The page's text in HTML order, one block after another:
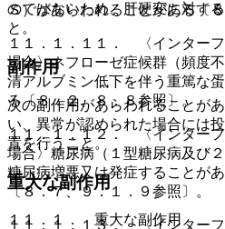
Ｓ）があらわれることがある〔
１１．１．１１． 〈インター
場合〉ネフローゼ症候群（頻度
清アルブミン低下を伴う重篤な
る〔８．２、８．８参照〕。
１１．１．１２． 〈インター
場合〉糖尿病（１型糖尿病及び
糖尿病増悪又は発症することが
〔８．７、９．１．９参照〕。
１１．１．１３． 〈インター
のではないため、肝硬変に対す
と。
副作用
次の副作用があらわれることが
い、異常が認められた場合には
置を行うこと。
重大な副作用
１１．１． 重大な副作用